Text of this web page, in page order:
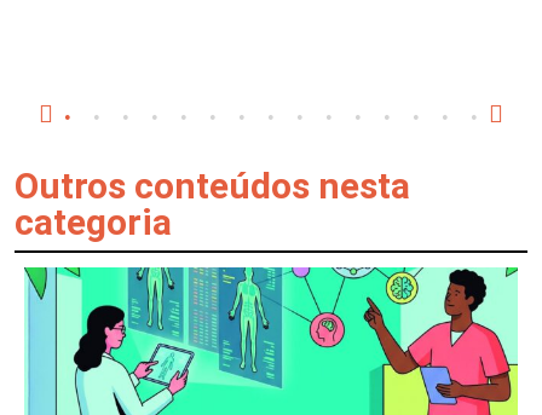
Outros conteúdos nesta
categoria